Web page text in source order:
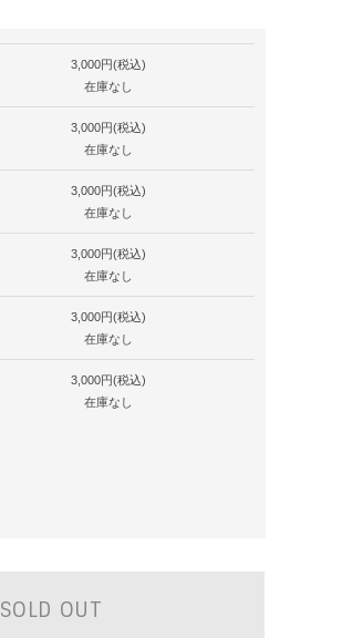
3,000円(税込)
在庫なし
3,000円(税込)
在庫なし
3,000円(税込)
在庫なし
3,000円(税込)
在庫なし
3,000円(税込)
在庫なし
3,000円(税込)
在庫なし
SOLD OUT